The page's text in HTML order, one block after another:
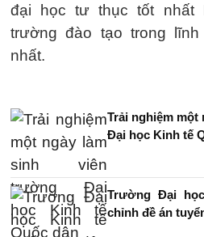
đại học tư thục tốt nhất
trường đào tạo trong
nhất.
Trải nghiệm
Đại học Kinh tế
Trường Đại
chỉnh đề án